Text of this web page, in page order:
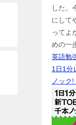
した。
にして
ってよ
めの一
英語勉
1日1分
ノック